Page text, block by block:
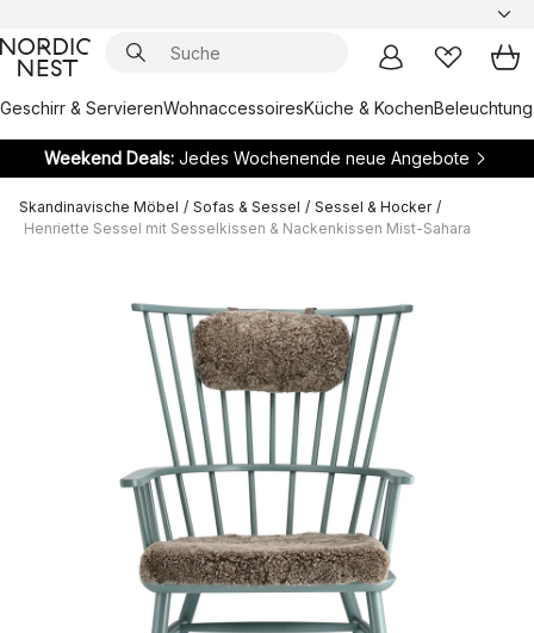
Geschirr & ServierenWohnaccessoiresKüche & KochenBeleuchtung
Weekend Deals:Jedes Wochenende neue Angebote
Skandinavische Möbel / Sofas & Sessel / Sessel & Hocker /
Henriette Sessel mit Sesselkissen & Nackenkissen Mist-Sahara